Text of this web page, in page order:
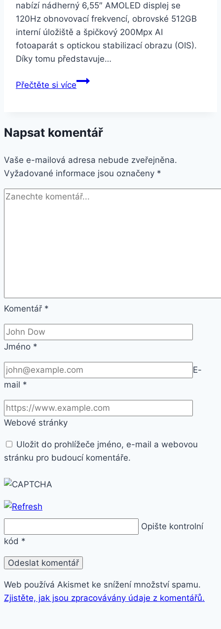
nabízí nádherný 6,55″ AMOLED displej se
120Hz obnovovací frekvencí, obrovské 512GB
interní úložiště a špičkový 200Mpx AI
fotoaparát s optickou stabilizací obrazu (OIS).
Díky tomu představuje…
Přečtěte si víceHONOR
Napsat komentář
Vaše e-mailová adresa nebude zveřejněna.
Vyžadované informace jsou označeny *
Komentář *
Jméno *
E-
mail *
Webové stránky
Uložit do prohlížeče jméno, e-mail a webovou
stránku pro budoucí komentáře.
Opište kontrolní
kód *
Web používá Akismet ke snížení množství spamu.
Zjistěte, jak jsou zpracovávány údaje z komentářů.